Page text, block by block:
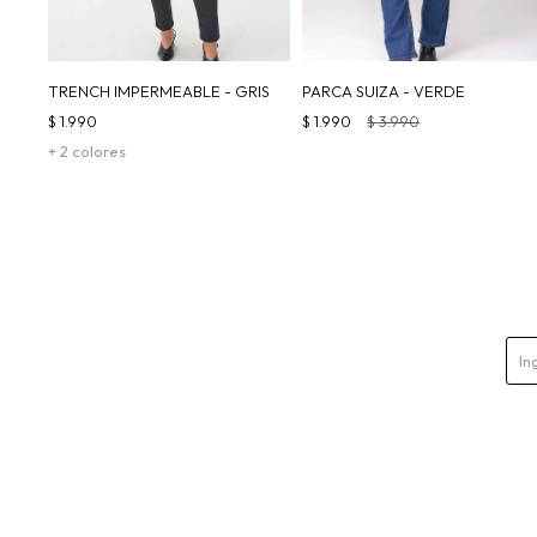
TRENCH IMPERMEABLE - GRIS
+ 2 colores
$ 1.990
PARCA SUIZA - VERDE
$ 1.990 $3.990